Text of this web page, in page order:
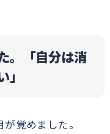
。「自分は消
覚めました。